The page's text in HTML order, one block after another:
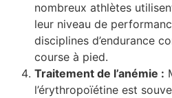
nombreux athlètes
leur niveau de
disciplines d’endurance
course à pied.
Traitement de l’anémie :
l’érythropoïétine est